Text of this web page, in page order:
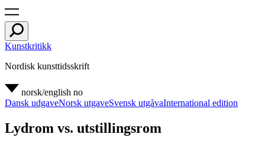
Kunstkritikk
Nordisk kunsttidsskrift
norsk/english no
Dansk udgaveNorsk utgaveSvensk utgåvaInternational edition
Lydrom vs. utstillingsrom